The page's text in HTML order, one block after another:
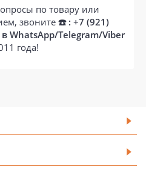
по товару или
звоните ☎️ : +7 (921)
WhatsApp/Telegram/Viber
года!